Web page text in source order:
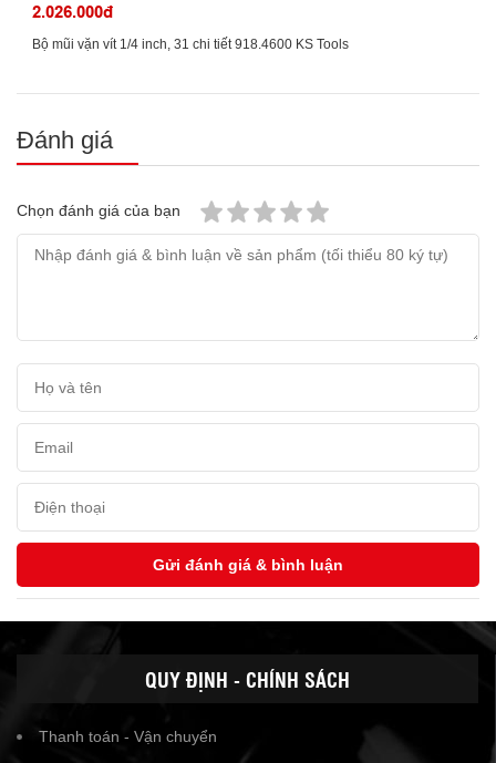
2.026.000đ
Bộ mũi vặn vít 1/4 inch, 31 chi tiết 918.4600 KS Tools
Đánh giá
Chọn đánh giá của bạn
QUY ĐỊNH - CHÍNH SÁCH
Thanh toán - Vận chuyển